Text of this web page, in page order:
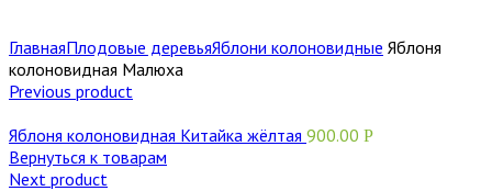
ГлавнаяПлодовые деревьяЯблони колоновидные Яблоня
колоновидная Малюха
Previous product
Яблоня колоновидная Китайка жёлтая 900.00 Р
Вернуться к товарам
Next product